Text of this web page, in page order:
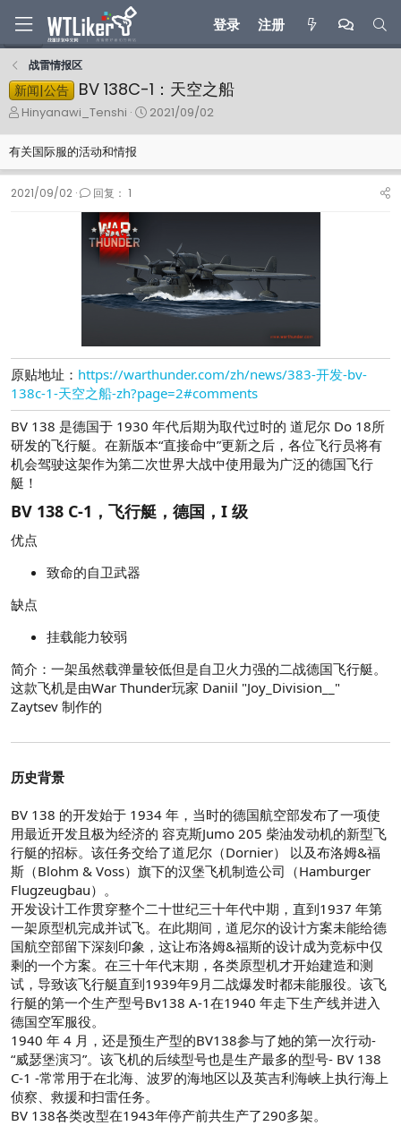
登录 注册
战雷情报区
新闻|公告 BV 138C-1：天空之船
主
发
起
人
Hinyanawi_Tenshi
开
2021/09/02
有关国际服的活动和情报
2021/09/02 回复： 1
原贴地址： https://warthunder.com/zh/news/383-开发-bv-
138c-1-天空之船-zh?page=2#comments
BV 138 是德国于 1930 年代后期为取代过时的 道尼尔 Do 18所
研发的飞行艇。在新版本“直接命中”更新之后，各位飞行员将有
机会驾驶这架作为第二次世界大战中使用最为广泛的德国飞行
艇！
BV 138 C-1，飞行艇，德国，I 级​
优点
致命的自卫武器
缺点
挂载能力较弱
简介：一架虽然载弹量较低但是自卫火力强的二战德国飞行艇。
这款飞机是由War Thunder玩家 Daniil "Joy_Division__"
Zaytsev 制作的
历史背景
BV 138 的开发始于 1934 年，当时的德国航空部发布了一项使
用最近开发且极为经济的 容克斯Jumo 205 柴油发动机的新型飞
行艇的招标。该任务交给了道尼尔（Dornier） 以及布洛姆&福
斯（Blohm & Voss）旗下的汉堡飞机制造公司（Hamburger
Flugzeugbau）。
开发设计工作贯穿整个二十世纪三十年代中期，直到1937 年第
一架原型机完成并试飞。在此期间，道尼尔的设计方案未能给德
国航空部留下深刻印象，这让布洛姆&福斯的设计成为竞标中仅
剩的一个方案。在三十年代末期，各类原型机才开始建造和测
试，导致该飞行艇直到1939年9月二战爆发时都未能服役。该飞
行艇的第一个生产型号Bv138 A-1在1940 年走下生产线并进入
德国空军服役。
1940 年 4 月，还是预生产型的BV138参与了她的第一次行动-
“威瑟堡演习”。该飞机的后续型号也是生产最多的型号- BV 138
C-1 -常常用于在北海、波罗的海地区以及英吉利海峡上执行海上
侦察、救援和扫雷任务。
BV 138各类改型在1943年停产前共生产了290多架。